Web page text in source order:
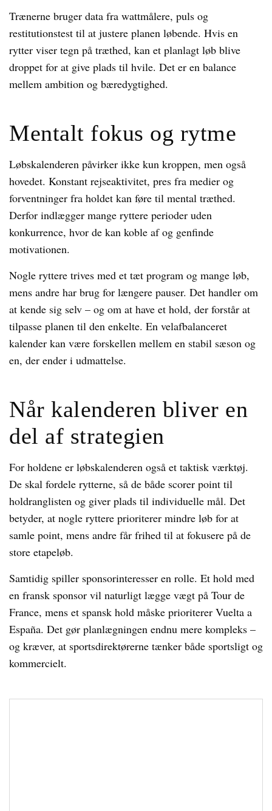
Trænerne bruger data fra wattmålere, puls og
restitutionstest til at justere planen løbende. Hvis en
rytter viser tegn på træthed, kan et planlagt løb blive
droppet for at give plads til hvile. Det er en balance
mellem ambition og bæredygtighed.
Mentalt fokus og rytme
Løbskalenderen påvirker ikke kun kroppen, men også
hovedet. Konstant rejseaktivitet, pres fra medier og
forventninger fra holdet kan føre til mental træthed.
Derfor indlægger mange ryttere perioder uden
konkurrence, hvor de kan koble af og genfinde
motivationen.
Nogle ryttere trives med et tæt program og mange løb,
mens andre har brug for længere pauser. Det handler om
at kende sig selv – og om at have et hold, der forstår at
tilpasse planen til den enkelte. En velafbalanceret
kalender kan være forskellen mellem en stabil sæson og
en, der ender i udmattelse.
Når kalenderen bliver en
del af strategien
For holdene er løbskalenderen også et taktisk værktøj.
De skal fordele rytterne, så de både scorer point til
holdranglisten og giver plads til individuelle mål. Det
betyder, at nogle ryttere prioriterer mindre løb for at
samle point, mens andre får frihed til at fokusere på de
store etapeløb.
Samtidig spiller sponsorinteresser en rolle. Et hold med
en fransk sponsor vil naturligt lægge vægt på Tour de
France, mens et spansk hold måske prioriterer Vuelta a
España. Det gør planlægningen endnu mere kompleks –
og kræver, at sportsdirektørerne tænker både sportsligt og
kommercielt.